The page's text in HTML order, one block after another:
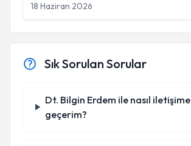
18 Haziran 2026
Sık Sorulan Sorular
Dt. Bilgin Erdem ile nasıl iletişime
geçerim?